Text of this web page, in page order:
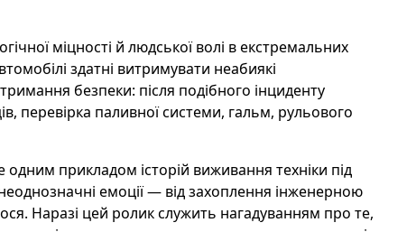
міцності й людської волі в екстремальних
здатні витримувати неабиякі
безпеки: після подібного інциденту
перевірка паливної системи, гальм, рульового
прикладом історій виживання техніки під
емоції — від захоплення інженерною
Наразі цей ролик служить нагадуванням про те,